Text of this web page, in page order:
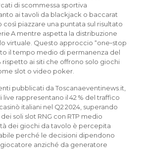
di scommessa sportiva
ai tavoli da blackjack o baccarat
così piazzare una puntata sul risultato
A mentre aspetta la distribuzione
virtuale. Questo approccio “one‑stop
il tempo medio di permanenza del
rispetto ai siti che offrono solo giochi
slot o video poker.
pubblicati da Toscanaeventinews.it,
live rappresentano il 42 % del traffico
italiani nel Q2 2024, superando
soli slot RNG con RTP medio
dei giochi da tavolo è percepita
perché le decisioni dipendono
anziché da generatore